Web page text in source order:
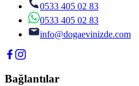
0533 405 02 83
0533 405 02 83
info@dogaevinizde.com
Bağlantılar